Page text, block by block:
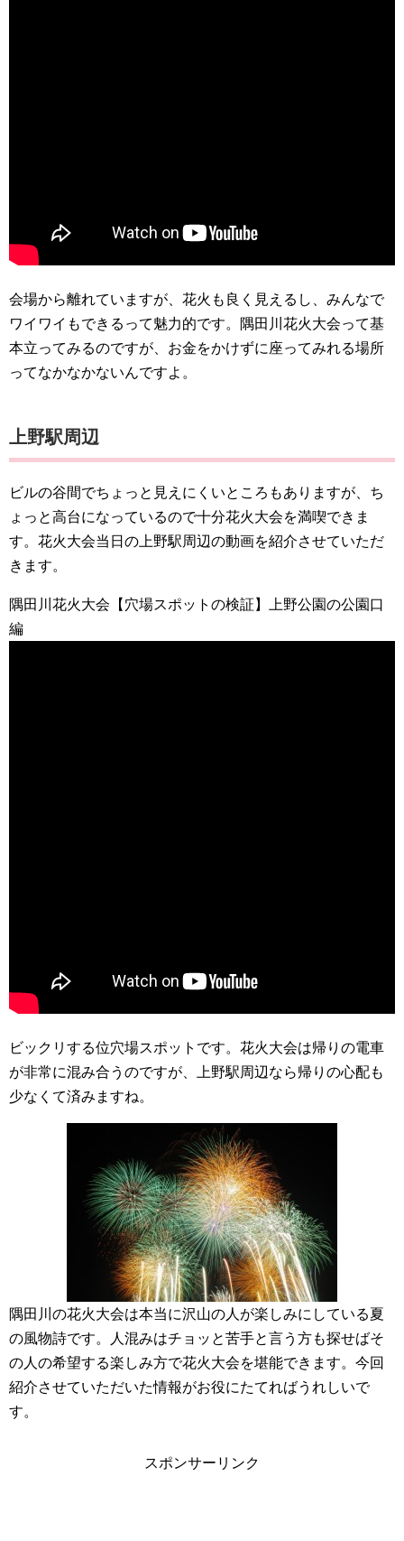
会場から離れていますが、花火も良く見えるし、みんなで
ワイワイもできるって魅力的です。隅田川花火大会って基
本立ってみるのですが、お金をかけずに座ってみれる場所
ってなかなかないんですよ。
上野駅周辺
ビルの谷間でちょっと見えにくいところもありますが、ち
ょっと高台になっているので十分花火大会を満喫できま
す。花火大会当日の上野駅周辺の動画を紹介させていただ
きます。
隅田川花火大会【穴場スポットの検証】上野公園の公園口
編
ビックリする位穴場スポットです。花火大会は帰りの電車
が非常に混み合うのですが、上野駅周辺なら帰りの心配も
少なくて済みますね。
隅田川の花火大会は本当に沢山の人が楽しみにしている夏
の風物詩です。人混みはチョッと苦手と言う方も探せばそ
の人の希望する楽しみ方で花火大会を堪能できます。今回
紹介させていただいた情報がお役にたてればうれしいで
す。
スポンサーリンク